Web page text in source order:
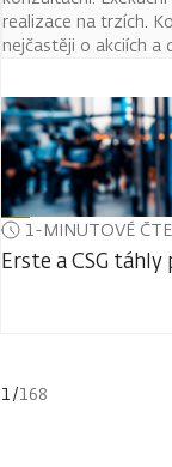
realizace na trzích.
nejčastěji o akciích a
1-MINUTOVÉ
Erste a CSG
1/168